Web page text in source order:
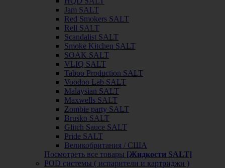
Jam SALT
Red Smokers SALT
Rell SALT
Scandalist SALT
Smoke Kitchen SALT
SOAK SALT
VLIQ SALT
Taboo Production SALT
Voodoo Lab SALT
Malaysian SALT
Maxwells SALT
Zombie party SALT
Brusko SALT
Glitch Sauce SALT
Pride SALT
Великобритания / США
Посмотреть все товары [Жидкости SALT]
POD системы ( испарители и картриджи )